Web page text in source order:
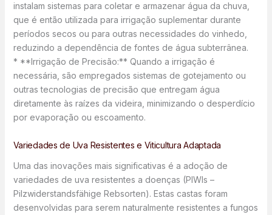
instalam sistemas para coletar e armazenar água da chuva,
que é então utilizada para irrigação suplementar durante
períodos secos ou para outras necessidades do vinhedo,
reduzindo a dependência de fontes de água subterrânea.
* **Irrigação de Precisão:** Quando a irrigação é
necessária, são empregados sistemas de gotejamento ou
outras tecnologias de precisão que entregam água
diretamente às raízes da videira, minimizando o desperdício
por evaporação ou escoamento.
Variedades de Uva Resistentes e Viticultura Adaptada
Uma das inovações mais significativas é a adoção de
variedades de uva resistentes a doenças (PIWIs –
Pilzwiderstandsfähige Rebsorten). Estas castas foram
desenvolvidas para serem naturalmente resistentes a fungos